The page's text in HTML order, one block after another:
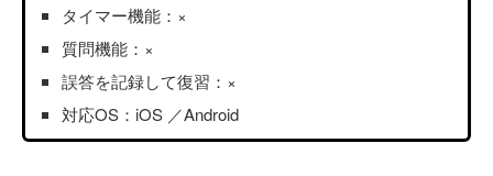
タイマー機能：×
質問機能：×
誤答を記録して復習：×
対応OS：iOS ／Android